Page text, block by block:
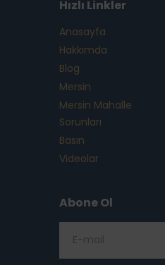
Hızlı Linkler
Anasayfa
Hakkımda
Blog
Mersin
Mersin Mahalle
Sorunları
Basın
Videolar
Abone Ol